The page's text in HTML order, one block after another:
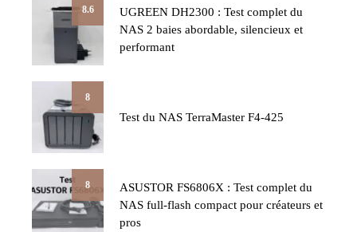
8.6
UGREEN DH2300 : Test complet du
NAS 2 baies abordable, silencieux et
performant
8
Test du NAS TerraMaster F4-425
8
ASUSTOR FS6806X : Test complet du
NAS full-flash compact pour créateurs et
pros